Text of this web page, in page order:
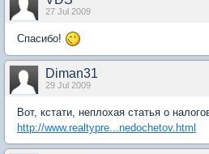
27 Jul 2009
Спасибо!
Diman31
29 Jul 2009
Вот, кстати, неплохая статья о
http://www.realtypre...nedochetov.html